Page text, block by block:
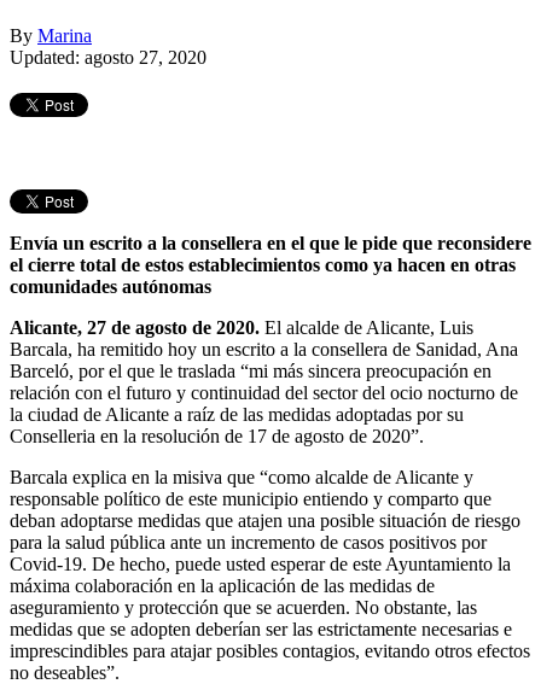
By Marina
Updated: agosto 27, 2020
Envía un escrito a la consellera en el que le pide que reconsidere
el cierre total de estos establecimientos como ya hacen en otras
comunidades autónomas
Alicante, 27 de agosto de 2020. El alcalde de Alicante, Luis
Barcala, ha remitido hoy un escrito a la consellera de Sanidad, Ana
Barceló, por el que le traslada “mi más sincera preocupación en
relación con el futuro y continuidad del sector del ocio nocturno de
la ciudad de Alicante a raíz de las medidas adoptadas por su
Conselleria en la resolución de 17 de agosto de 2020”.
Barcala explica en la misiva que “como alcalde de Alicante y
responsable político de este municipio entiendo y comparto que
deban adoptarse medidas que atajen una posible situación de riesgo
para la salud pública ante un incremento de casos positivos por
Covid-19. De hecho, puede usted esperar de este Ayuntamiento la
máxima colaboración en la aplicación de las medidas de
aseguramiento y protección que se acuerden. No obstante, las
medidas que se adopten deberían ser las estrictamente necesarias e
imprescindibles para atajar posibles contagios, evitando otros efectos
no deseables”.